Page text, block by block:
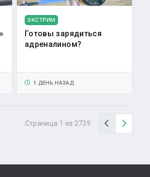
ЭКСТРИМ
Готовы зарядиться
адреналином?
1 ДЕНЬ НАЗАД
Страница 1 из 2739 НазадВперед